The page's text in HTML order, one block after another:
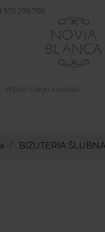
575 299 766
BIŻUTERIA ŚLUBNA